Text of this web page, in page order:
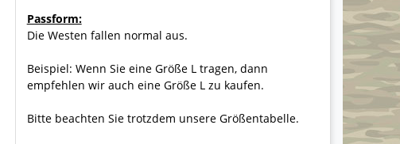
Passform:
Die Westen fallen normal aus.
Beispiel: Wenn Sie eine Größe L tragen, dann
empfehlen wir auch eine Größe L zu kaufen.
Bitte beachten Sie trotzdem unsere Größentabelle.